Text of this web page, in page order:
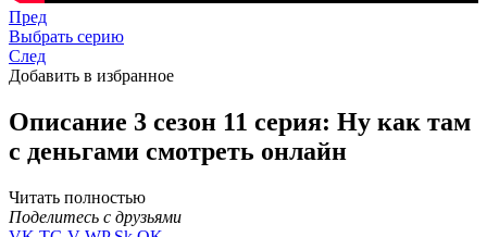
Пред
Выбрать серию
След
Добавить в избранное
Описание 3 сезон 11 серия: Ну как там
с деньгами смотреть онлайн
Читать полностью
Поделитесь с друзьями